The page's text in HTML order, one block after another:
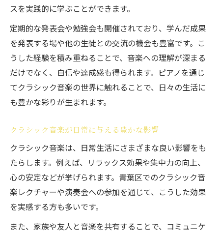
スを実践的に学ぶことができます。
定期的な発表会や勉強会も開催されており、学んだ成果
を発表する場や他の生徒との交流の機会も豊富です。こ
うした経験を積み重ねることで、音楽への理解が深まる
だけでなく、自信や達成感も得られます。ピアノを通じ
てクラシック音楽の世界に触れることで、日々の生活に
も豊かな彩りが生まれます。
クラシック音楽が日常に与える豊かな影響
クラシック音楽は、日常生活にさまざまな良い影響をも
たらします。例えば、リラックス効果や集中力の向上、
心の安定などが挙げられます。青葉区でのクラシック音
楽レクチャーや演奏会への参加を通じて、こうした効果
を実感する方も多いです。
また、家族や友人と音楽を共有することで、コミュニケ